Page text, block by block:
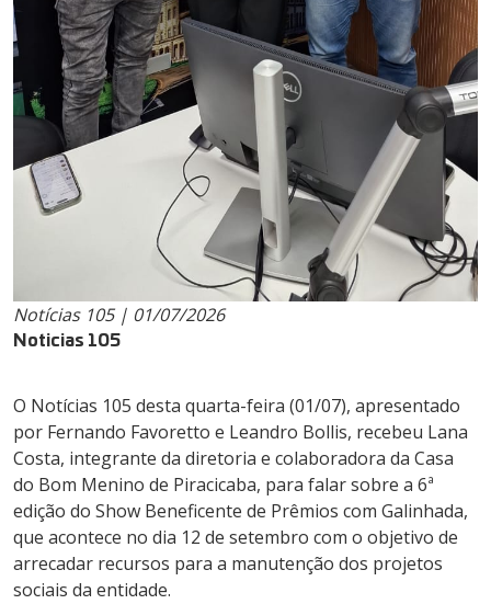
Notícias 105 | 01/07/2026
Noticias 105
O Notícias 105 desta quarta-feira (01/07), apresentado
por Fernando Favoretto e Leandro Bollis, recebeu Lana
Costa, integrante da diretoria e colaboradora da Casa
do Bom Menino de Piracicaba, para falar sobre a 6ª
edição do Show Beneficente de Prêmios com Galinhada,
que acontece no dia 12 de setembro com o objetivo de
arrecadar recursos para a manutenção dos projetos
sociais da entidade.